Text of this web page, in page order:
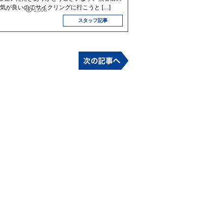
1,006
スタッフ記事
が良いのでサイクリングに行こうと […]